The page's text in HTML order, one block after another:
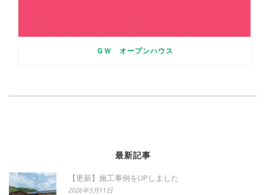
ＧＷ オープンハウス
最新記事
【更新】施工事例をUPしました
2026年3月11日